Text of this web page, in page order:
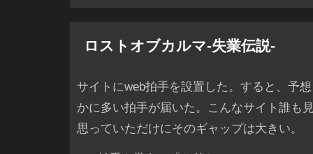
ロストオブカルマ-失業伝説-
サイトにweb拍手を設置した。すると、予
かに多い拍手が届いた。こんなサイト誰も
思っていただけにそのギャップは大きい。